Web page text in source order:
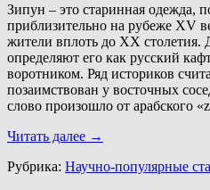
Зипун – это старинная одежда,
приблизительно на рубеже XV
жители вплоть до XX столетия.
определяют его как русский
воротником. Ряд историков
позаимствован у восточных
слово произошло от арабского
Читать далее →
Рубрика: Научно-популярные